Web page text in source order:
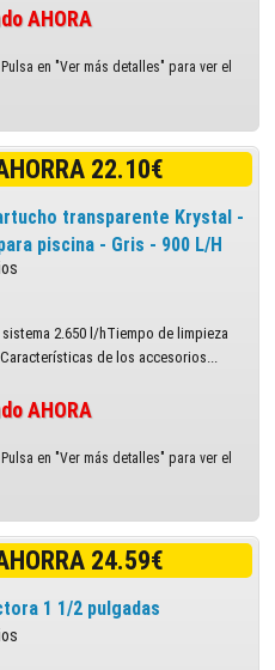
AHORA
en "Ver más detalles" para ver el
22.10€
transparente Krystal -
piscina - Gris - 900 L/H
2.650 l/hTiempo de limpieza
de los accesorios...
AHORA
en "Ver más detalles" para ver el
24.59€
1 1/2 pulgadas